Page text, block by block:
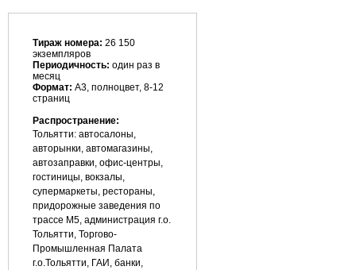
Тираж номера: 26 150
экземпляров
Периодичность: один раз в
месяц
Формат: А3, полноцвет, 8-12
страниц
Распространение:
Тольятти: автосалоны,
авторынки, автомагазины,
автозаправки, офис-центры,
гостиницы, вокзалы,
супермаркеты, рестораны,
придорожные заведения по
трассе М5, администрация г.о.
Тольятти, Торгово-
Промышленная Палата
г.о.Тольятти, ГАИ, банки,